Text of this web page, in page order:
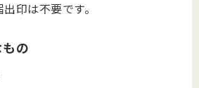
印は不要です。
の